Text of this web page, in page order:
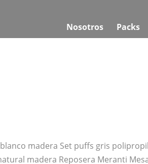
Nosotros Packs
madera Set puffs gris
madera Reposera Meranti